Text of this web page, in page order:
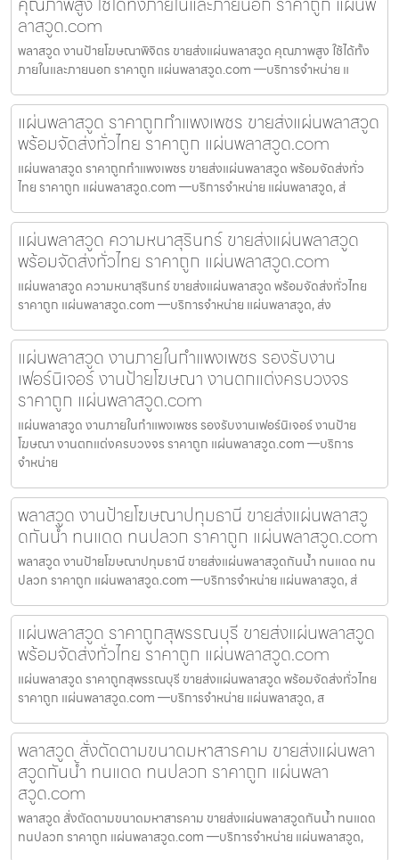
ลาสวูด.com
พลาสวูด งานป้ายโฆษณาพิจิตร ขายส่งแผ่นพลาสวูด คุณภาพสูง ใช้ได้ทั้ง
ภายในและภายนอก ราคาถูก แผ่นพลาสวูด.com —บริการจำหน่าย แ
แผ่นพลาสวูด ราคาถูกกำแพงเพชร ขายส่งแผ่นพลาสวูด
พร้อมจัดส่งทั่วไทย ราคาถูก แผ่นพลาสวูด.com
แผ่นพลาสวูด ราคาถูกกำแพงเพชร ขายส่งแผ่นพลาสวูด พร้อมจัดส่งทั่ว
ไทย ราคาถูก แผ่นพลาสวูด.com —บริการจำหน่าย แผ่นพลาสวูด, ส่
แผ่นพลาสวูด ความหนาสุรินทร์ ขายส่งแผ่นพลาสวูด
พร้อมจัดส่งทั่วไทย ราคาถูก แผ่นพลาสวูด.com
แผ่นพลาสวูด ความหนาสุรินทร์ ขายส่งแผ่นพลาสวูด พร้อมจัดส่งทั่วไทย
ราคาถูก แผ่นพลาสวูด.com —บริการจำหน่าย แผ่นพลาสวูด, ส่ง
แผ่นพลาสวูด งานภายในกำแพงเพชร รองรับงาน
เฟอร์นิเจอร์ งานป้ายโฆษณา งานตกแต่งครบวงจร
ราคาถูก แผ่นพลาสวูด.com
แผ่นพลาสวูด งานภายในกำแพงเพชร รองรับงานเฟอร์นิเจอร์ งานป้าย
โฆษณา งานตกแต่งครบวงจร ราคาถูก แผ่นพลาสวูด.com —บริการ
จำหน่าย
พลาสวูด งานป้ายโฆษณาปทุมธานี ขายส่งแผ่นพลาสวู
ดกันน้ำ ทนแดด ทนปลวก ราคาถูก แผ่นพลาสวูด.com
พลาสวูด งานป้ายโฆษณาปทุมธานี ขายส่งแผ่นพลาสวูดกันน้ำ ทนแดด ทน
ปลวก ราคาถูก แผ่นพลาสวูด.com —บริการจำหน่าย แผ่นพลาสวูด, ส่
แผ่นพลาสวูด ราคาถูกสุพรรณบุรี ขายส่งแผ่นพลาสวูด
พร้อมจัดส่งทั่วไทย ราคาถูก แผ่นพลาสวูด.com
แผ่นพลาสวูด ราคาถูกสุพรรณบุรี ขายส่งแผ่นพลาสวูด พร้อมจัดส่งทั่วไทย
ราคาถูก แผ่นพลาสวูด.com —บริการจำหน่าย แผ่นพลาสวูด, ส
พลาสวูด สั่งตัดตามขนาดมหาสารคาม ขายส่งแผ่นพลา
สวูดกันน้ำ ทนแดด ทนปลวก ราคาถูก แผ่นพลา
สวูด.com
พลาสวูด สั่งตัดตามขนาดมหาสารคาม ขายส่งแผ่นพลาสวูดกันน้ำ ทนแดด
ทนปลวก ราคาถูก แผ่นพลาสวูด.com —บริการจำหน่าย แผ่นพลาสวูด,